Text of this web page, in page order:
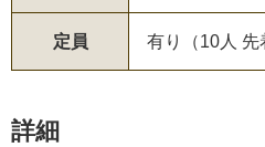
定員 有り（10人 先
詳細